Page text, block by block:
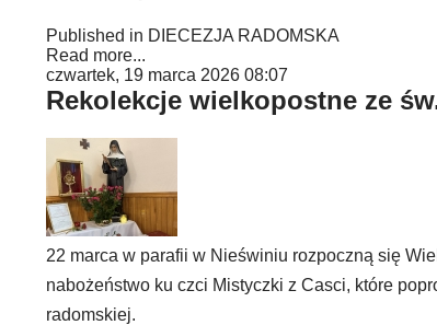
Published in DIECEZJA RADOMSKA
Read more...
czwartek, 19 marca 2026 08:07
Rekolekcje wielkopostne ze
22 marca w parafii w Nieświniu rozpoczną się
nabożeństwo ku czci Mistyczki z Casci, które
radomskiej.